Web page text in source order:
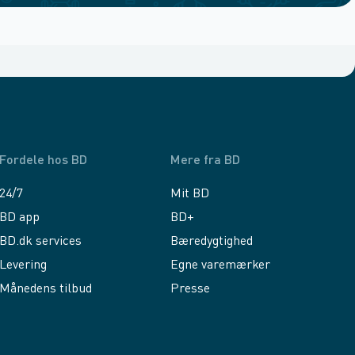
hos BD
7
app
services
tilbud
Mere fra BD
Mit BD
BD+
Bæredygtighed
Egne varemærker
Presse